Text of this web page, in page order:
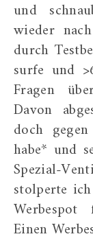
und
wieder
durch
surfe und
Fragen
Davon
doch
habe* und
Spezial-
stolperte
Einen